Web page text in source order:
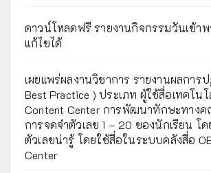
ดาวน์โหลดฟรี รายงานกิจกรรมวันเข้าพ
แก้ไขได้
เผยแพร่ผลงานวิชาการ รายงานผลการ
Best Practice ) ประเภท ผู้ใช้สื่อเทคโน
Content Center การพัฒนาทักษะทาง
การจดจำตัวเลข 1 – 20 ของนักเรียน โ
ตัวเลขน่ารู้ โดยใช้สื่อในระบบคลังสื่อ
Center